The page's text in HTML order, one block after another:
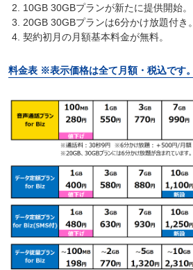
10GB 30GBプランが新たに提供開始。
20GB 30GBプランは6分かけ放題付き。
契約初月の月額基本料金が無料。
料金表 ※表示価格は全て月額・税込です。